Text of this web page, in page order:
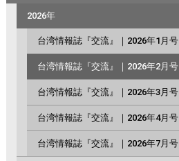
2026年
台湾情報誌『交流』｜2026年1月号
台湾情報誌『交流』｜2026年2月号
台湾情報誌『交流』｜2026年3月号
台湾情報誌『交流』｜2026年4月号
台湾情報誌『交流』｜2026年7月号